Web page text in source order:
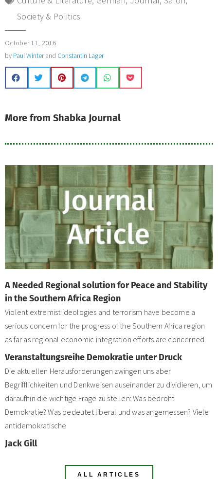
Society & Politics
October 11, 2016
by Paul Winterand Constantin Lager
More from Shabka Journal
A Needed Regional solution for Peace and Stability
in the Southern Africa Region
Violent extremist ideologies and terrorism have become a
serious concern for the progress of the Southern Africa region
as far as regional economic integration efforts are concerned.
Veranstaltungsreihe Demokratie unter Druck
Die aktuellen Herausforderungen zwingen uns aber
Begrifflichkeiten und Denkweisen auseinander zu dividieren, um
daraufhin die wichtige Frage zu stellen: Was bedroht
Demokratie? Was bedeutet liberal und was angemessen? Viele
antidemokratische
Jack Gill
ALL ARTICLES